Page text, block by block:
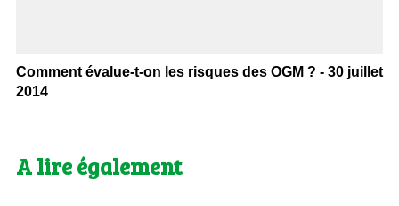
Comment évalue-t-on les risques des OGM ? - 30 juillet
2014
A lire également